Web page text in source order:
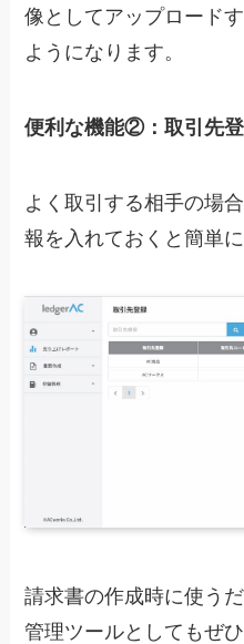
像としてアップロード
ようになります。
便利な機能②：取引先
よく取引する相手の場
報を入れておくと簡単
請求書の作成時に使う
管理ツールとしてもぜ